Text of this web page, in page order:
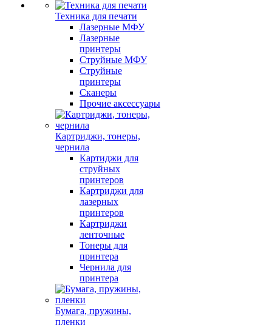
Техника для печати
Лазерные МФУ
Лазерные
принтеры
Струйные МФУ
Струйные
принтеры
Сканеры
Прочие аксессуары
Картриджи, тонеры,
чернила
Картиджи для
струйных
принтеров
Картриджи для
лазерных
принтеров
Картриджи
ленточные
Тонеры для
принтера
Чернила для
принтера
Бумага, пружины,
пленки